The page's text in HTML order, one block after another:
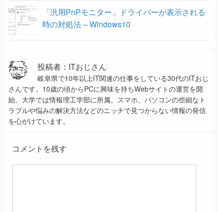
「汎用PnPモニター」ドライバーが表示される
時の対処法 – Windows10
投稿者：ITおじさん
岐阜県で10年以上IT関連の仕事をしている30代のITおじ
さんです。10歳の頃からPCに興味を持ちWebサイトの運営を開
始。大学では情報理工学部に所属。スマホ、パソコンの些細なト
ラブルや悩みの解決方法などのニッチで見つからない情報の発信
を心がけています。
コメントを残す